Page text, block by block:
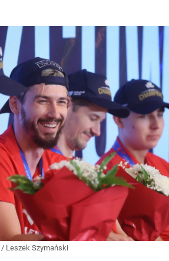
/ Leszek Szymański